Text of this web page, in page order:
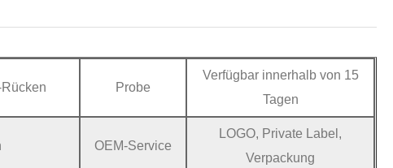
Probe
Verfügbar innerhalb von 15
Tagen
OEM-Service
LOGO, Private Label,
Verpackung